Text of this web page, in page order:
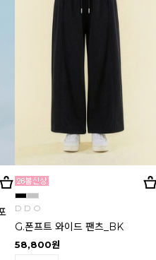
D D O
G.폰프트 와이드 팬츠_BK
58,800원